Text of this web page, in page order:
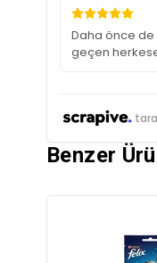
Daha önce de
geçen
Benzer